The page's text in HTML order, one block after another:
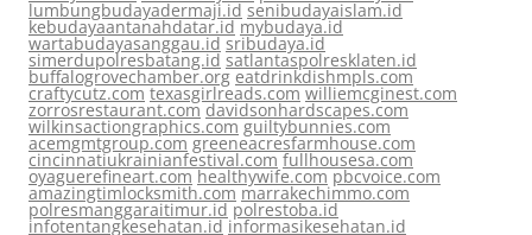
lumbungbudayadermaji.id senibudayaislam.id
kebudayaantanahdatar.id mybudaya.id
wartabudayasanggau.id sribudaya.id
simerdupolresbatang.id satlantaspolresklaten.id
buffalogrovechamber.org eatdrinkdishmpls.com
craftycutz.com texasgirlreads.com williemcginest.com
zorrosrestaurant.com davidsonhardscapes.com
wilkinsactiongraphics.com guiltybunnies.com
acemgmtgroup.com greeneacresfarmhouse.com
cincinnatiukrainianfestival.com fullhousesa.com
oyaguerefineart.com healthywife.com pbcvoice.com
amazingtimlocksmith.com marrakechimmo.com
polresmanggaraitimur.id polrestoba.id
infotentangkesehatan.id informasikesehatan.id